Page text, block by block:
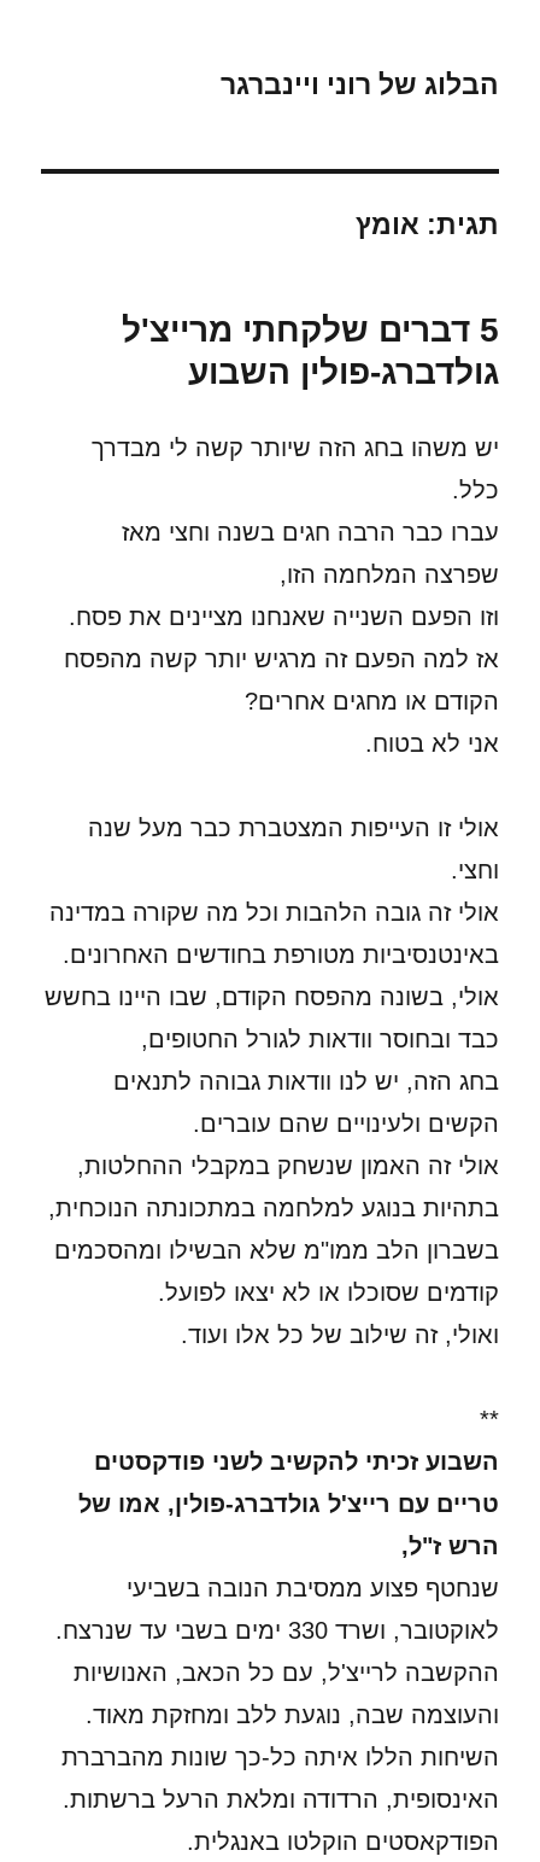
הבלוג של רוני ויינברגר
תגית: אומץ
5 דברים שלקחתי מרייצ'ל
גולדברג-פולין השבוע
יש משהו בחג הזה שיותר קשה לי מבדרך
כלל.
עברו כבר הרבה חגים בשנה וחצי מאז
שפרצה המלחמה הזו,
וזו הפעם השנייה שאנחנו מציינים את פסח.
אז למה הפעם זה מרגיש יותר קשה מהפסח
הקודם או מחגים אחרים?
אני לא בטוח.
אולי זו העייפות המצטברת כבר מעל שנה
וחצי.
אולי זה גובה הלהבות וכל מה שקורה במדינה
באינטנסיביות מטורפת בחודשים האחרונים.
אולי, בשונה מהפסח הקודם, שבו היינו בחשש
כבד ובחוסר וודאות לגורל החטופים,
בחג הזה, יש לנו וודאות גבוהה לתנאים
הקשים ולעינויים שהם עוברים.
אולי זה האמון שנשחק במקבלי ההחלטות,
בתהיות בנוגע למלחמה במתכונתה הנוכחית,
בשברון הלב ממו"מ שלא הבשילו ומהסכמים
קודמים שסוכלו או לא יצאו לפועל.
ואולי, זה שילוב של כל אלו ועוד.
**
השבוע זכיתי להקשיב לשני פודקסטים
טריים עם רייצ'ל גולדברג-פולין, אמו של
הרש ז"ל,
שנחטף פצוע ממסיבת הנובה בשביעי
לאוקטובר, ושרד 330 ימים בשבי עד שנרצח.
ההקשבה לרייצ'ל, עם כל הכאב, האנושיות
והעוצמה שבה, נוגעת ללב ומחזקת מאוד.
השיחות הללו איתה כל-כך שונות מהברברת
האינסופית, הרדודה ומלאת הרעל ברשתות.
הפודקאסטים הוקלטו באנגלית.